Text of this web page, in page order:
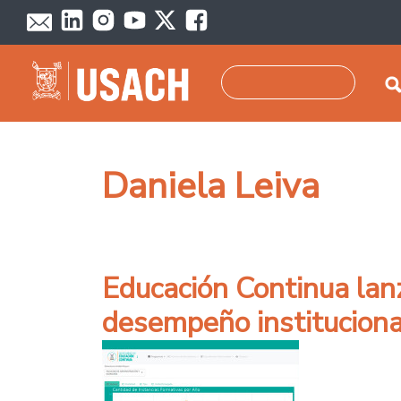
Pasar al contenido principal
Daniela Leiva
Educación Continua
desempeño